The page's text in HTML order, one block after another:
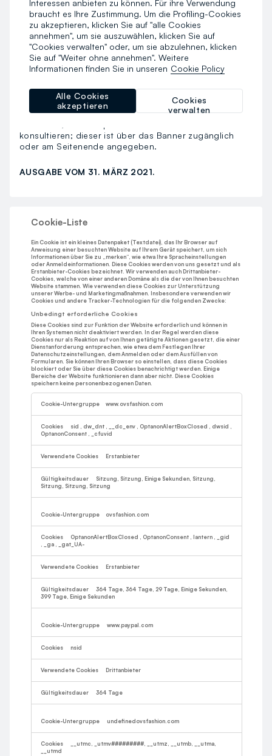
Der Verantwortliche behält sich das Recht vor, dieses
Richtlinie jederzeit zu ändern und zu aktualisieren. Die
Änderungen gelten ab ihrer Bekanntgabe oder
Veröffentlichung. Daher ist es erforderlich, dass Sie die
geltenden Richtlinien regelmäßig überprüfen.
l) Weitere Informationen
personenbezogenen Daten entnehmen Sie bitte auch
der Datenschutzerklärung auf dieser Website. Für
weitere Einzelheiten zu den verwendeten Cookies laden
konsultieren; dieser ist über das Banner zugänglich
oder am Seitenende angegeben.
AUSGABE VOM 31. MÄRZ 2021.
Cookie-Liste
Ein Cookie ist ein kleines Datenpaket (Textdatei), das Ihr Browser auf
Anweisung einer besuchten Website auf Ihrem Gerät speichert, um sich
Informationen über Sie zu „merken“, wie etwa Ihre Spracheinstellungen
oder Anmeldeinformationen. Diese Cookies werden von uns gesetzt und als
Erstanbieter-Cookies bezeichnet. Wir verwenden auch Drittanbieter-
Cookies, welche von einer anderen Domäne als die der von Ihnen besuchten
Website stammen. Wie verwenden diese Cookies zur Unterstützung
unserer Werbe- und Marketingmaßnahmen. Insbesondere verwenden wir
Cookies und andere Tracker-Technologien für die folgenden Zwecke:
Unbedingt erforderliche Cookies
Diese Cookies sind zur Funktion der Website erforderlich und können in
Ihren Systemen nicht deaktiviert werden. In der Regel werden diese
Cookies nur als Reaktion auf von Ihnen getätigte Aktionen gesetzt, die einer
Dienstanforderung entsprechen, wie etwa dem Festlegen Ihrer
Datenschutzeinstellungen, dem Anmelden oder dem Ausfüllen von
Formularen. Sie können Ihren Browser so einstellen, dass diese Cookies
blockiert oder Sie über diese Cookies benachrichtigt werden. Einige
Bereiche der Website funktionieren dann aber nicht. Diese Cookies
speichern keine personenbezogenen Daten.
Unbedingt
erforderliche
www.ovsfashion.com
sid dw_dnt __dc_env OptanonAlertBoxClosed dwsid
OptanonConsent
_cfuvid
Erstanbieter
Sitzung, Sitzung, Einige Sekunden, Sitzung,
Sitzung, Sitzung, Sitzung
ovsfashion.com
OptanonAlertBoxClosed OptanonConsent lantern
_gid
_ga _gat_UA-
Erstanbieter
364 Tage, 364 Tage, 29 Tage, Einige Sekunden,
399 Tage, Einige Sekunden
www.paypal.com
nsid
Drittanbieter
364 Tage
undefinedovsfashion.com
__utmc, _utmv#########, __utmz, __utmb, __utma,
__utmd
Interessen anbieten zu können. Für ihre Verwendung
braucht es Ihre Zustimmung. Um die Profiling-Cookies
zu akzeptieren, klicken Sie auf "alle Cookies
annehmen", um sie auszuwählen, klicken Sie auf
"Cookies verwalten" oder, um sie abzulehnen, klicken
Sie auf "Weiter ohne annehmen". Weitere
Informationen finden Sie in unseren Cookie Policy
Cookies
verwalten
Alle Cookies
akzeptieren